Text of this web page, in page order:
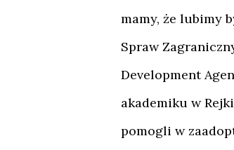
mamy, że lubimy
Spraw
Development
akademiku w
pomogli w